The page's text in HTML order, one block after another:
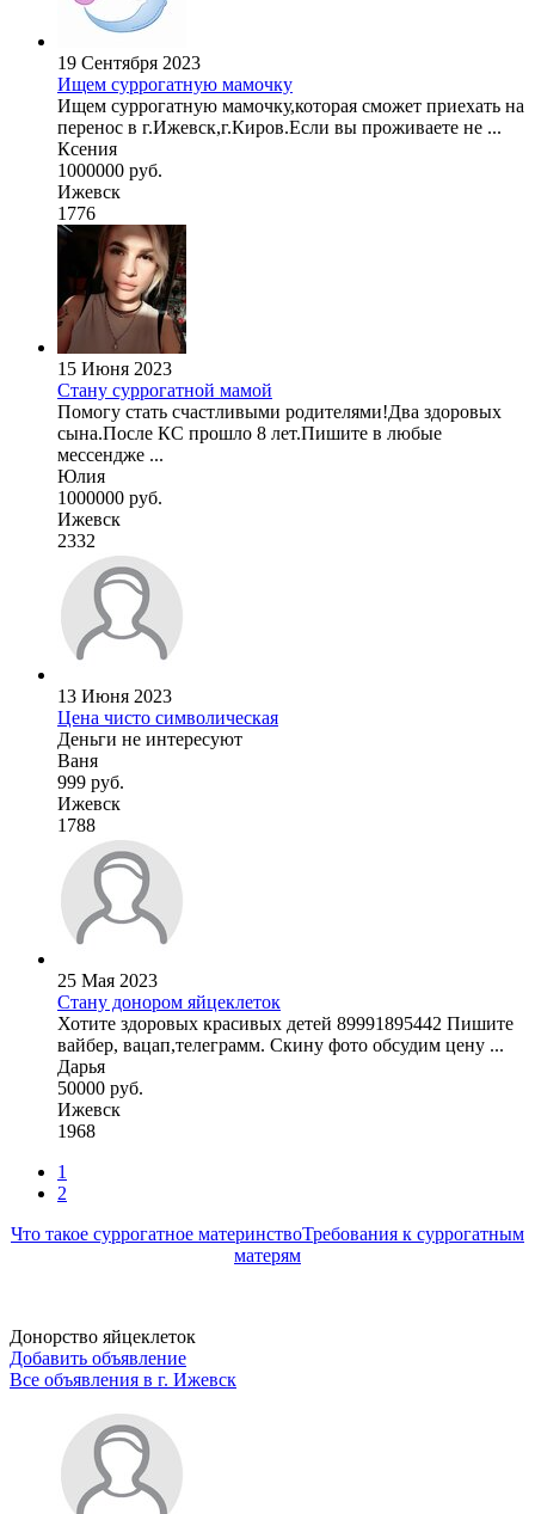
19 Сентября 2023
Ищем суррогатную мамочку
Ищем суррогатную мамочку,которая сможет приехать на
перенос в г.Ижевск,г.Киров.Если вы проживаете не ...
Ксения
1000000 руб.
Ижевск
1776
15 Июня 2023
Стану суррогатной мамой
Помогу стать счастливыми родителями!Два здоровых
сына.После КС прошло 8 лет.Пишите в любые
мессендже ...
Юлия
1000000 руб.
Ижевск
2332
13 Июня 2023
Цена чисто символическая
Деньги не интересуют
Ваня
999 руб.
Ижевск
1788
25 Мая 2023
Стану донором яйцеклеток
Хотите здоровых красивых детей 89991895442 Пишите
вайбер, вацап,телеграмм. Скину фото обсудим цену ...
Дарья
50000 руб.
Ижевск
1968
1
2
Что такое суррогатное материнствоТребования к суррогатным
матерям
Донорство яйцеклеток
Добавить объявление
Все объявления в г. Ижевск